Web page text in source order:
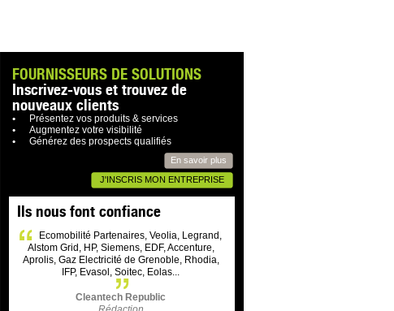
FOURNISSEURS DE SOLUTIONS
Inscrivez-vous et trouvez de
nouveaux clients
Présentez vos produits & services
Augmentez votre visibilité
Générez des prospects qualifiés
En savoir plus
J'INSCRIS MON ENTREPRISE
Ils nous font confiance
Ecomobilité Partenaires, Veolia, Legrand,
Alstom Grid, HP, Siemens, EDF, Accenture,
Aprolis, Gaz Electricité de Grenoble, Rhodia,
IFP, Evasol, Soitec, Eolas...
Cleantech Republic